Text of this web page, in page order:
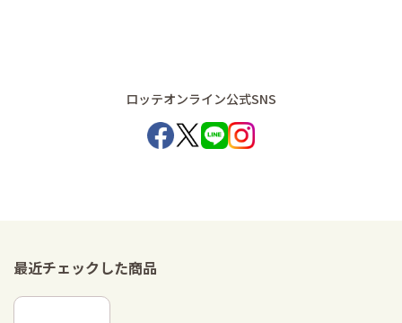
ロッテオンライン公式SNS
最近チェックした商品